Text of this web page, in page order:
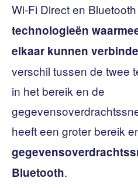
Wi-Fi Direct en
technologieën
elkaar kunnen
verschil tussen de twee
in het bereik en de
heeft een groter bereik
Bluetooth.